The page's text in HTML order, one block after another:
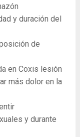
y duración del
de
en Coxis lesión
más dolor en la
y durante